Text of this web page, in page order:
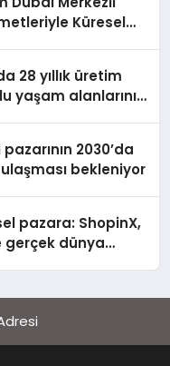
Küresel
28 yıllık üretim
yaşam alanlarını
2030’da
bekleniyor
pazara: ShopinX,
gerçek dünya